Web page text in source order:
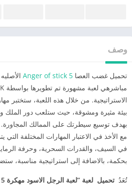
وصف
تحميل غضب العصا Anger of stick 5
الاستراتيجية. من خلال هذه اللعبة، ستختبر
بيئة مثيرة ومشوقة، حيث ستلعب دور الملك
بهدف توسيع سيطرتك على الممالك المجاورة.
مع الأخذ في الاعتبار المهارات المختلفة التي
في السيف، والقدرات السحرية، وحرفة
بحكمة، بالاضافة إلى استراتيجية مناسبة،
تُعَدُ